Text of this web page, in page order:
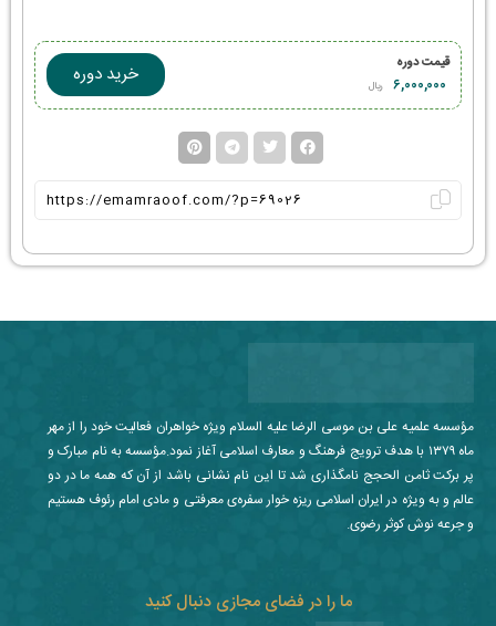
قیمت دوره
۶,۰۰۰,۰۰۰ ریال خرید دوره
ما را در فضای مجازی دنبال کنید
مؤسسه علمیه علی بن موسی الرضا علیه السلام ویژه خواهران فعالیت خود را از مهر
ماه ۱۳۷۹ با هدف ترویج فرهنگ و معارف اسلامی آغاز نمود.مؤسسه به نام مبارک و
پر برکت ثامن الحجج نامگذاری شد تا این نام نشانی باشد از آن که همه ما در دو
عالم و به ویژه در ایران اسلامی ریزه خوار سفره‌ی معرفتی و مادی امام رئوف هستیم
و جرعه نوش کوثر رضوی.